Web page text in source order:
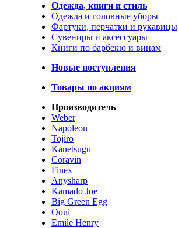
Одежда, книги и стиль
Одежда и головные уборы
Фартуки, перчатки и рукавицы
Сувениры и аксессуары
Книги по барбекю и винам
Новые поступления
Товары по акциям
Производитель
Weber
Napoleon
Tojiro
Kanetsugu
Coravin
Finex
Anysharp
Kamado Joe
Big Green Egg
Ooni
Emile Henry